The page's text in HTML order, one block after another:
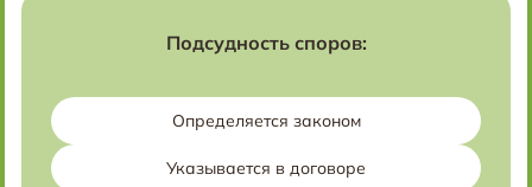
Подсудность споров:
Определяется законом
Указывается в договоре